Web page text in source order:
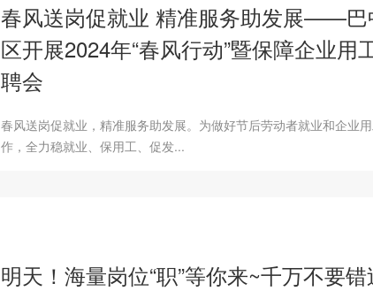
春风送岗促就业 精准服务助发展——巴
区开展2024年“春风行动”暨保障企业用
聘会
春风送岗促就业，精准服务助发展。为做好节后劳动者就业和企业
作，全力稳就业、保用工、促发...
明天！海量岗位“职”等你来~千万不要错